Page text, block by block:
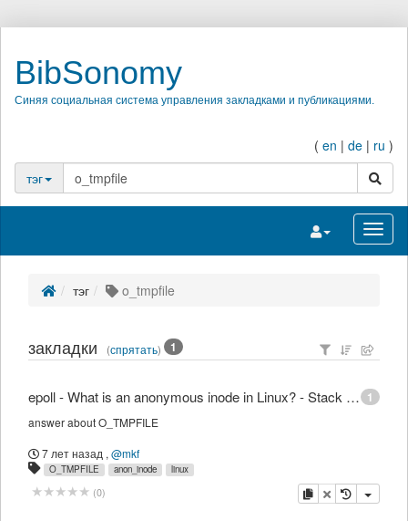
BibSonomy
Синяя социальная система управления закладками и публикациями.
( en | de | ru )
тэг
поиск
Переключить
тэг o_tmpfile
закладки (спрятать) 1
1
epoll - What is an anonymous inode in Linux? - Stack Overflow
answer about O_TMPFILE
7 лет назад , @mkf
O_TMPFILE anon_inode linux
(0) копировать
удалить